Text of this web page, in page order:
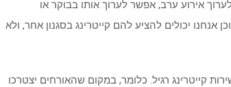
אירוע ערב, אפשר לערוך אותו בבוקר או
יכולים להציע להם קייטרינג בסגנון אחר, ולא
קייטרינג רגיל. כלומר, במקום שהאורחים יצטרכו